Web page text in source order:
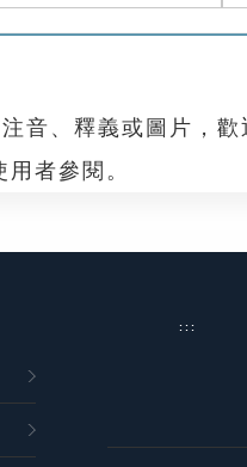
音、釋義或圖片，
者參閱。
:::